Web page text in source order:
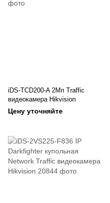
iDS-TCD200-A 2Мп Traffic
видеокамера Hikvision
Цену уточняйте